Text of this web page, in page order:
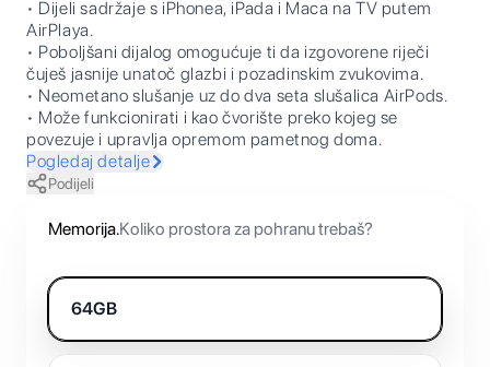
• Dijeli sadržaje s iPhonea, iPada i Maca na TV putem
AirPlaya.
• Poboljšani dijalog omogućuje ti da izgovorene riječi
čuješ jasnije unatoč glazbi i pozadinskim zvukovima.
• Neometano slušanje uz do dva seta slušalica AirPods.
• Može funkcionirati i kao čvorište preko kojeg se
povezuje i upravlja opremom pametnog doma.
Pogledaj detalje
Podijeli
Memorija.Koliko prostora za pohranu trebaš?
64GB